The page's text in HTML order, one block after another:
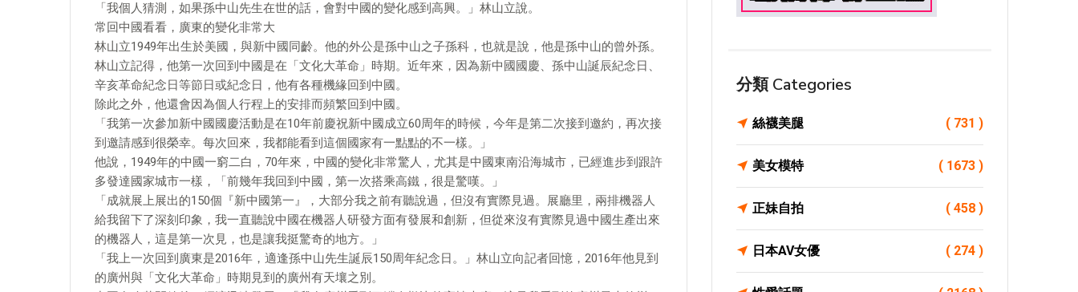
「我個人猜測，如果孫中山先生在世的話，會對中國的變化感到高興。」林山立說。
常回中國看看，廣東的變化非常大
林山立1949年出生於美國，與新中國同齡。他的外公是孫中山之子孫科，也就是說，他是孫中山的曾外孫。
林山立記得，他第一次回到中國是在「文化大革命」時期。近年來，因為新中國國慶、孫中山誕辰紀念日、
辛亥革命紀念日等節日或紀念日，他有各種機緣回到中國。
除此之外，他還會因為個人行程上的安排而頻繁回到中國。
「我第一次參加新中國國慶活動是在10年前慶祝新中國成立60周年的時候，今年是第二次接到邀約，再次接
到邀請感到很榮幸。每次回來，我都能看到這個國家有一點點的不一樣。」
他說，1949年的中國一窮二白，70年來，中國的變化非常驚人，尤其是中國東南沿海城市，已經進步到跟許
多發達國家城市一樣，「前幾年我回到中國，第一次搭乘高鐵，很是驚嘆。」
「成就展上展出的150個『新中國第一』，大部分我之前有聽說過，但沒有實際見過。展廳里，兩排機器人
給我留下了深刻印象，我一直聽說中國在機器人研發方面有發展和創新，但從來沒有實際見過中國生產出來
的機器人，這是第一次見，也是讓我挺驚奇的地方。」
「我上一次回到廣東是2016年，適逢孫中山先生誕辰150周年紀念日。」林山立向記者回憶，2016年他見到
的廣州與「文化大革命」時期見到的廣州有天壤之別。
分類 Categories
絲襪美腿 ( 731 )
美女模特 ( 1673 )
正妹自拍 ( 458 )
日本AV女優 ( 274 )